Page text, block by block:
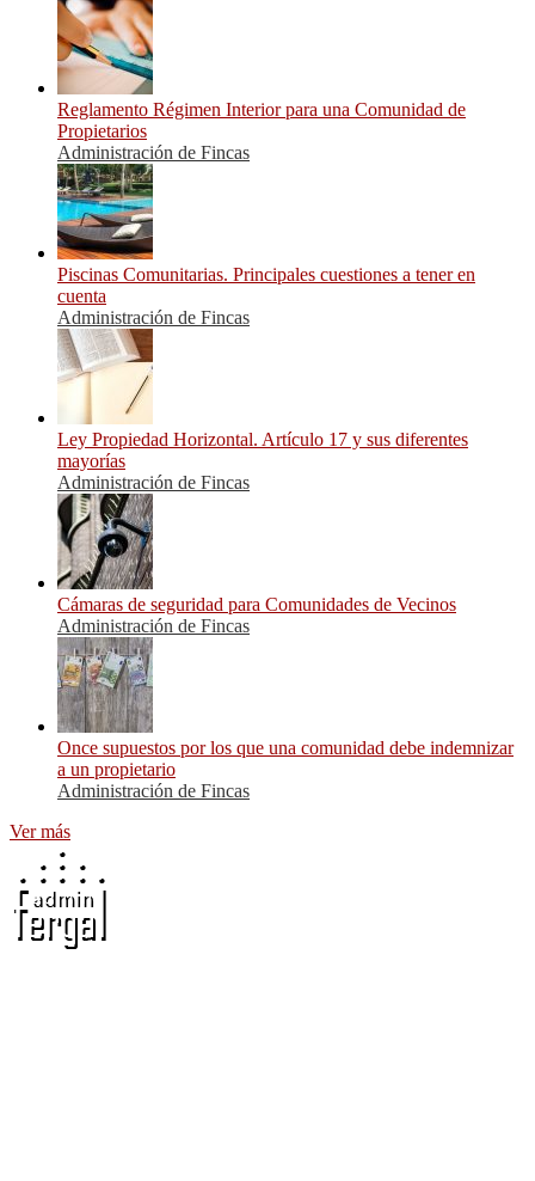
Reglamento Régimen Interior para una Comunidad de
Propietarios
Administración de Fincas
Piscinas Comunitarias. Principales cuestiones a tener en
cuenta
Administración de Fincas
Ley Propiedad Horizontal. Artículo 17 y sus diferentes
mayorías
Administración de Fincas
Cámaras de seguridad para Comunidades de Vecinos
Administración de Fincas
Once supuestos por los que una comunidad debe indemnizar
a un propietario
Administración de Fincas
Ver más